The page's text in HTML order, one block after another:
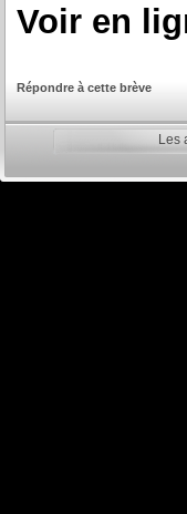
Voir en
Répondre à cette brève
Les